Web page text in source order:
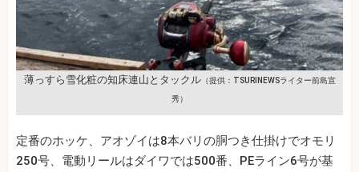
薄っすら雪化粧の知床連山とタックル（提供：TSURINEWSライター前島宣
秀）
定番のホッケ、アオゾイは8本バリの胴つき仕掛けでオモリ
250号、電動リールはダイワでは500番、PEライン6号が基